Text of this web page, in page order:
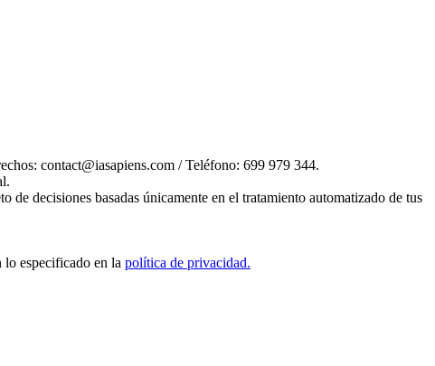
contact@iasapiens.com / Teléfono: 699 979 344.
decisiones basadas únicamente en el tratamiento automatizado de tus
lo especificado en la política de privacidad.